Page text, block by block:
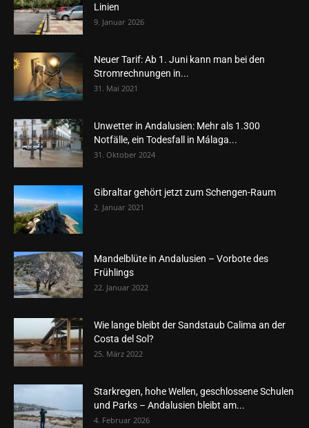
Linien
9. Januar 2026
Neuer Tarif: Ab 1. Juni kann man bei den
Stromrechnungen in...
31. Mai 2021
Unwetter in Andalusien: Mehr als 1.300
Notfälle, ein Todesfall in Málaga...
31. Oktober 2024
Gibraltar gehört jetzt zum Schengen-Raum
2. Januar 2021
Mandelblüte in Andalusien – Vorbote des
Frühlings
22. Januar 2022
Wie lange bleibt der Sandstaub Calima an der
Costa del Sol?
25. März 2022
Starkregen, hohe Wellen, geschlossene Schulen
und Parks – Andalusien bleibt am...
4. Februar 2026